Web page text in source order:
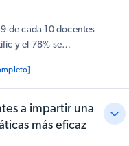
9 de cada 10 docentes
y el 78% se
a impartir una
más eficaz